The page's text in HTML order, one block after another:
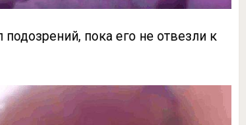
пока его не отвезли к